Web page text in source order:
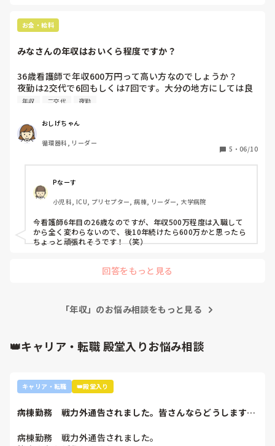
お金・給料
みなさんの年収はおいくら程度ですか？
36歳看護師で年収600万円って高い方なのでしょうか？
夜勤は2交代で6回もしくは7回です。大分の地方にしては良
い方なのかよく分からないのでお聞きしました。
年収 二交代 夜勤
おしげちゃん
循環器科, リーダー
5 ・ 06/10
Pなーす
小児科, ICU, プリセプター, 病棟, リーダー, 大学病院
今看護師6年目の26歳なのですが、年収500万程度は入職して
から全く変わらないので、後10年続けたら600万かと思ったら
ちょっと頑張れそうです！（笑）
回答をもっと見る
「年収」のお悩み相談をもっと見る
👑キャリア・転職 殿堂入りお悩み相談
キャリア・転職 👑殿堂入り
病棟勤務　戦力外通告されました。皆さんならどうします
病棟勤務　戦力外通告されました。